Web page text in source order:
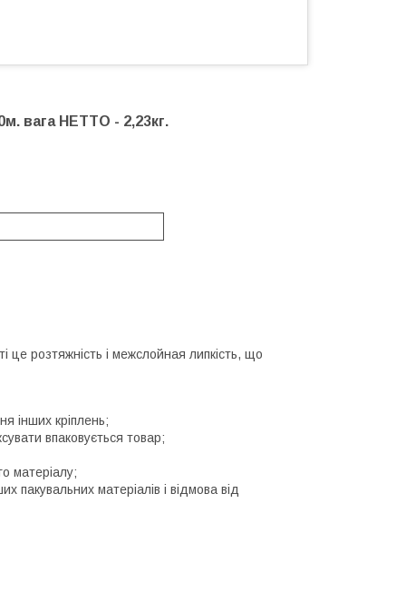
вага НЕТТО - 2,23кг.
це розтяжність і межслойная липкість, що
інших кріплень;
впаковується товар;
матеріалу;
матеріалів і відмова від